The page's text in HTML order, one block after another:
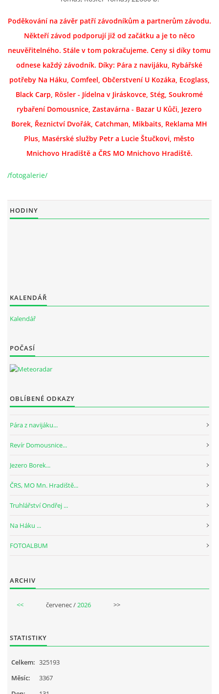
Poděkování na závěr patří závodníkům a partnerům závodu.
Někteří závod podporují již od začátku a je to něco
neuvěřitelného. Stále v tom pokračujeme. Ceny si díky tomu
odnese každý závodník. Díky: Pára z navijáku, Rybářské
potřeby Na Háku, Comfeel, Občerstvení U Kozáka, Ecoglass,
Black Carp, Rösler - Jídelna v Jiráskovce, Stég, Soukromé
rybaření Domousnice, Zastavárna - Bazar U Kůči, Jezero
Borek, Řeznictví Dvořák, Catchman, Mikbaits, Reklama MH
Plus, Masérské služby Petr a Lucie Štučkovi, město
Mnichovo Hradiště a ČRS MO Mnichovo Hradiště.
/fotogalerie/
HODINY
KALENDÁŘ
Kalendář
POČASÍ
OBLÍBENÉ ODKAZY
Pára z navijáku...
Revír Domousnice...
Jezero Borek...
ČRS, MO Mn. Hradiště...
Truhlářství Ondřej ...
Na Háku ...
FOTOALBUM
ARCHIV
<< červenec / 2026 >>
STATISTIKY
Celkem: 325193
Měsíc:
3367